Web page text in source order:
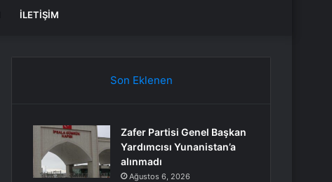
İLETIŞIM
Son Eklenen
Zafer Partisi Genel Başkan
Yardımcısı Yunanistan’a
alınmadı
Ağustos 6, 2026